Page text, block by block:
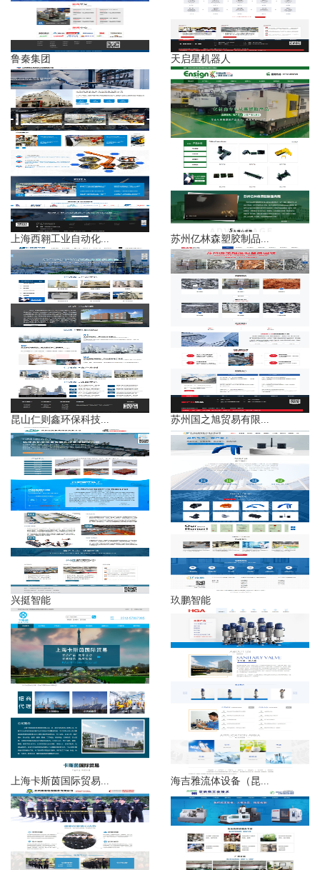
鲁秦集团 天启星机器人
上海西翱工业自动化... 苏州亿林森塑胶制品...
昆山仁则鑫环保科技... 苏州国之旭贸易有限...
兴挺智能 玖鹏智能
上海卡斯茵国际贸易... 海吉雅流体设备（昆...